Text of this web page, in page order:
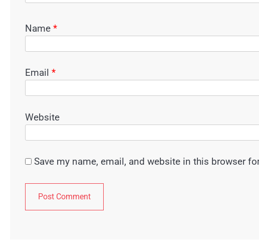
Name *
Email *
Website
Save my name, email, and website in this browser